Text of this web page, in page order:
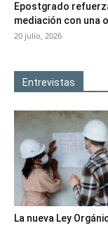
Epostgrado
mediación con una
20 julio, 2026
Entrevistas
La nueva Ley